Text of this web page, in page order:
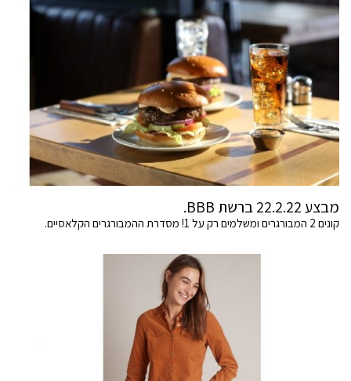
מבצע 22.2.22 ברשת BBB.
קונים 2 המבורגרים ומשלמים רק על 1! מסדרת ההמבורגרים הקלאסיים.